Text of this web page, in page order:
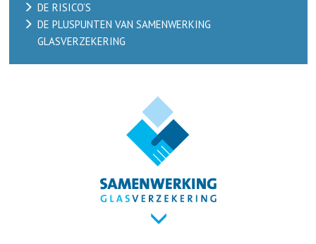
DE RISICO’S
DE PLUSPUNTEN VAN SAMENWERKING
GLASVERZEKERING